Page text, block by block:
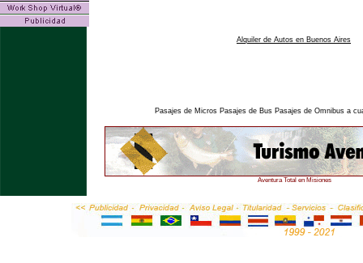
Alquiler de Autos en Buenos Aires
Pasajes de Micros Pasajes de Bus Pasajes de Omnibus a
Aventura Total en Misiones